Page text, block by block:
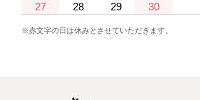
27
28 29 30
※赤文字の日は休みとさせていただきます。